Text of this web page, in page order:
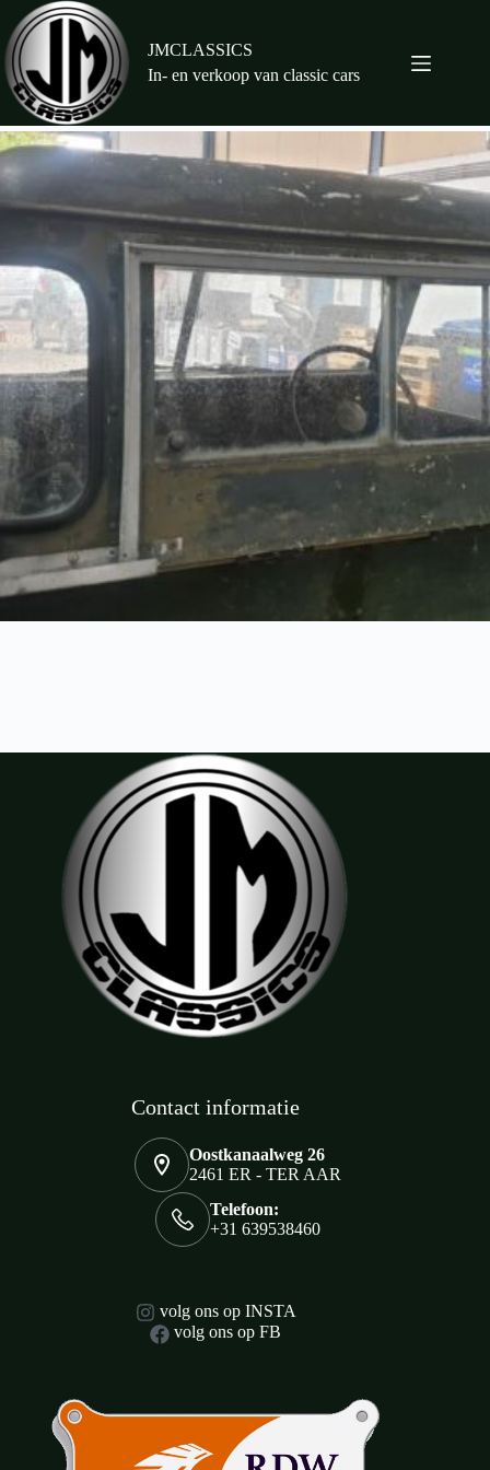
naar
de
inhoud
JMCLASSICS
In- en verkoop van classic cars
Contact informatie
Oostkanaalweg 26
2461 ER - TER AAR
Telefoon:
+31 639538460
volg ons op INSTA
volg ons op FB